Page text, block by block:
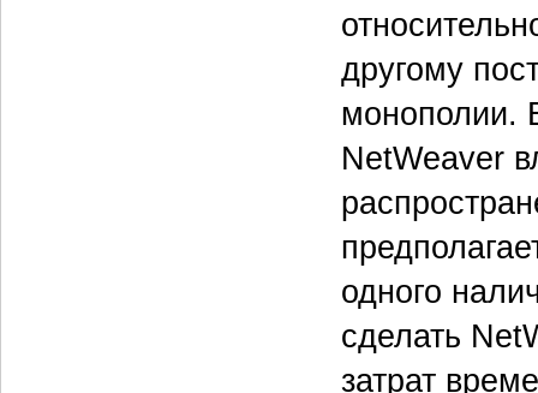
другому
монополии.
NetWeaver
одного
сделать
затрат